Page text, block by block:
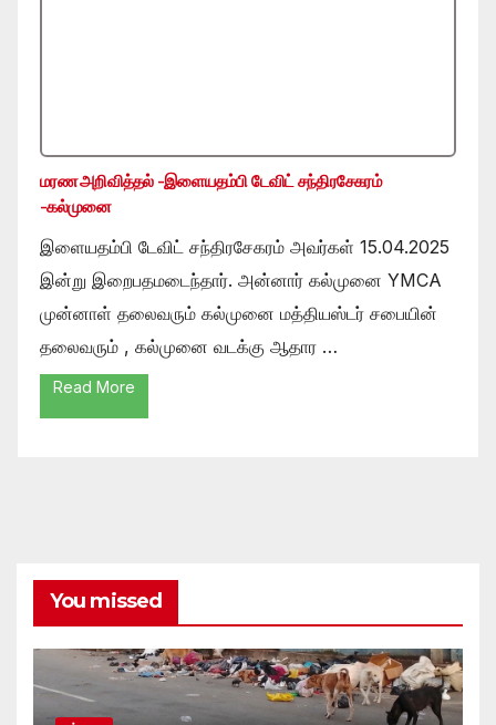
மரண அறிவித்தல் -இளையதம்பி டேவிட் சந்திரசேகரம்
-கல்முனை
இளையதம்பி டேவிட் சந்திரசேகரம் அவர்கள் 15.04.2025
இன்று இறைபதமடைந்தார். அன்னார் கல்முனை YMCA
முன்னாள் தலைவரும் கல்முனை மத்தியஸ்டர் சபையின்
தலைவரும் , கல்முனை வடக்கு ஆதார …
Read More
You missed